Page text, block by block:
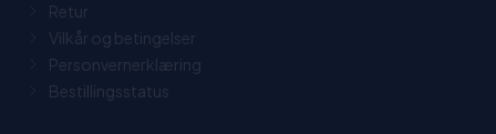
Retur
Vilkår og betingelser
Personvernerklæring
Bestillingsstatus